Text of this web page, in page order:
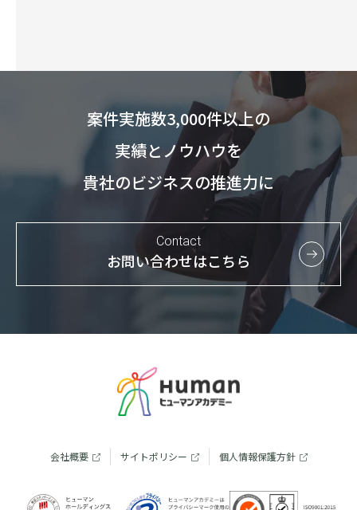
案件実施数3,000件以上の
実績とノウハウを
貴社のビジネスの推進力に
Contact
お問い合わせはこちら
会社概要 サイトポリシー 個人情報保護方針